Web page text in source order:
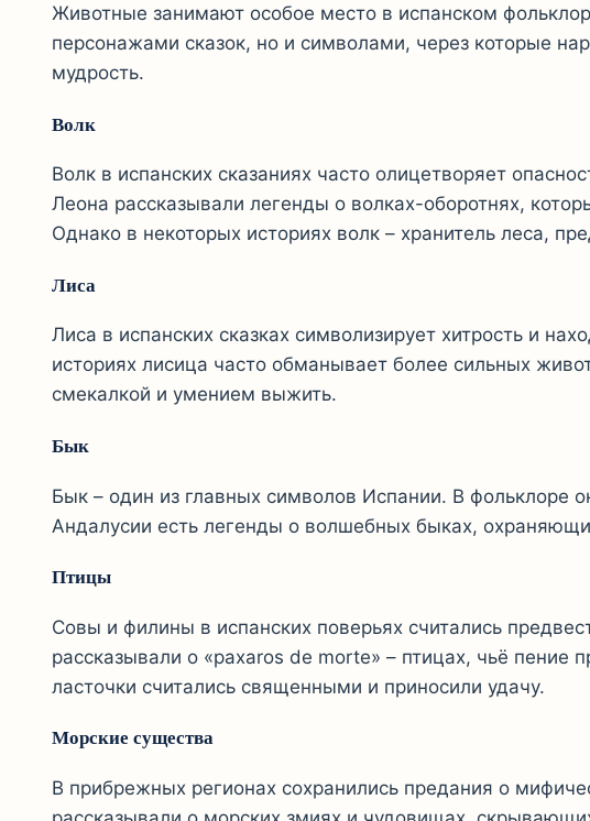
Животные занимают особое место в испанском
персонажами сказок, но и символами, через которые
мудрость.
Волк
Волк в испанских сказаниях часто олицетворяет
Леона рассказывали легенды о волках-оборотнях,
Однако в некоторых историях волк – хранитель леса,
Лиса
Лиса в испанских сказках символизирует хитрость и
историях лисица часто обманывает более сильных
смекалкой и умением выжить.
Бык
Бык – один из главных символов Испании. В фольклоре
Андалусии есть легенды о волшебных быках,
Птицы
Совы и филины в испанских поверьях считались
рассказывали о «paxaros de morte» – птицах, чьё пение
ласточки считались священными и приносили удачу.
Морские существа
В прибрежных регионах сохранились предания о